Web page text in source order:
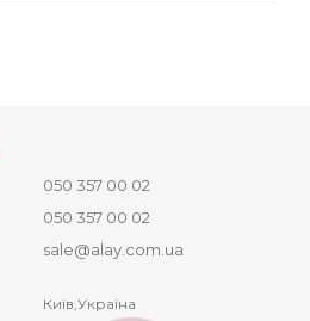
050 357 00 02
050 357 00 02
sale@alay.com.ua
Київ,Україна